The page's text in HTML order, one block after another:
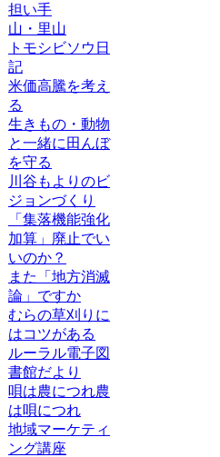
担い手
山・里山
トモシビソウ日
記
米価高騰を考え
る
生きもの・動物
と一緒に田んぼ
を守る
川谷もよりのビ
ジョンづくり
「集落機能強化
加算」廃止でい
いのか？
また「地方消滅
論」ですか
むらの草刈りに
はコツがある
ルーラル電子図
書館だより
唄は農につれ農
は唄につれ
地域マーケティ
ング講座